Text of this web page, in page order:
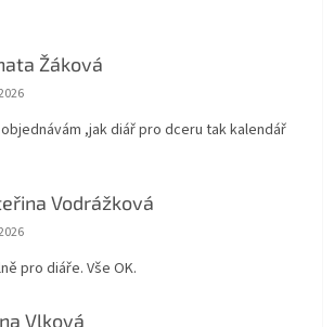
Žáková
obchodu je 5 z 5 hvězdiček.
,jak diář pro dceru tak kalendář
Vodrážková
obchodu je 5 z 5 hvězdiček.
pro diáře. Vše OK.
Vlková